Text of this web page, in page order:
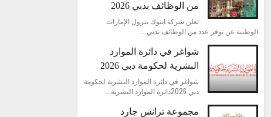
من الوظائف بدبي 2026
تعلن شركة اينوك بترول الإمارات
الوطنية عن توفر عدد من الوظائف بدبي...
شواغر في دائرة الموارد
البشرية لحكومة دبي 2026
شواغر في دائرة الموارد البشرية لحكومة
دبي 2026دائرة الموارد البشرية...
مجموعة ترانس جارد